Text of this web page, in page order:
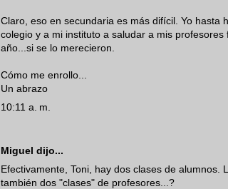
Claro, eso en secundaria es más difícil. Yo
colegio y a mi instituto a saludar a mis
año...si se lo merecieron.
Cómo me enrollo...
Un abrazo
10:11 a. m.
Miguel dijo...
Efectivamente, Toni, hay dos clases de
también dos "clases" de profesores...?